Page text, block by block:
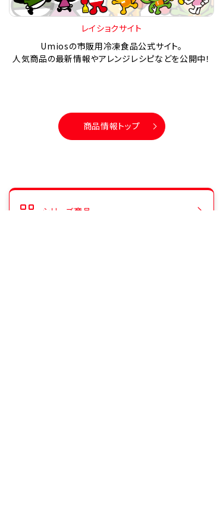
レイショクサイト
Umiosの市販用冷凍食品公式サイト。
人気商品の最新情報やアレンジレシピなどを公開中！
商品情報トップ
シリーズ商品